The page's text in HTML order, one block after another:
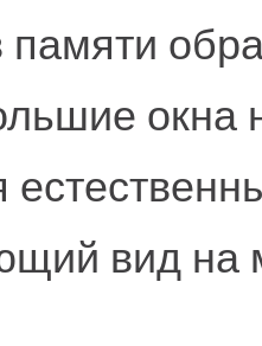
окна
вид на